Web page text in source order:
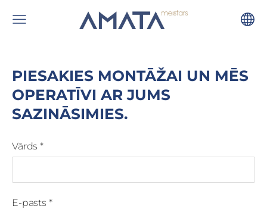
PIESAKIES MONTĀŽAI UN MĒS
OPERATĪVI AR JUMS
SAZINĀSIMIES.
Vārds*
E-pasts *